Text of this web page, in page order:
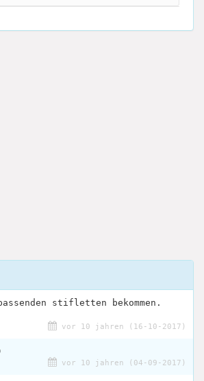
stifletten bekommen.
vor 10 jahren (16-10-2017)
vor 10 jahren (04-09-2017)